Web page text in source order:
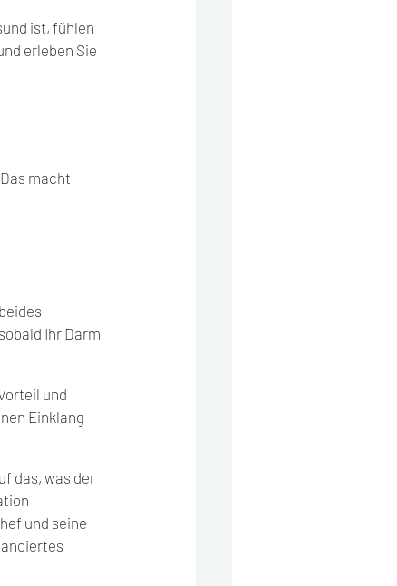
ist, fühlen
erleben Sie
macht
Ihr Darm
und
Einklang
das, was der
und seine